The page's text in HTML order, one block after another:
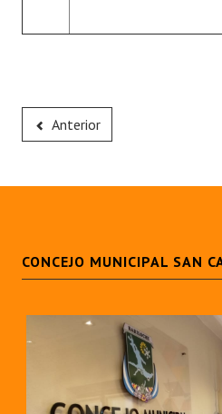
Anterior
CONCEJO MUNICIPAL SAN